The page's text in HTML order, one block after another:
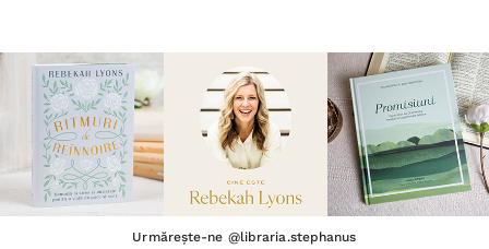
Urmărește-ne @libraria.stephanus